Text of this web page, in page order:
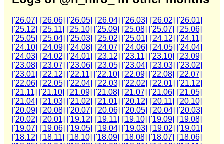
['26.07] ['26.06] ['26.05] ['26.04] ['26.03] ['26.02] ['26.01]
['25.12] ['25.11] ['25.10] ['25.09] ['25.08] ['25.07] ['25.06]
['25.05] ['25.04] ['25.03] ['25.02] ['25.01] ['24.12] ['24.11]
['24.10] ['24.09] ['24.08] ['24.07] ['24.06] ['24.05] ['24.04]
['24.03] ['24.02] ['24.01] ['23.12] ['23.11] ['23.10] ['23.09]
['23.08] ['23.07] ['23.06] ['23.05] ['23.04] ['23.03] ['23.02]
['23.01] ['22.12] ['22.11] ['22.10] ['22.09] ['22.08] ['22.07]
['22.06] ['22.05] ['22.04] ['22.03] ['22.02] ['22.01] ['21.12]
['21.11] ['21.10] ['21.09] ['21.08] ['21.07] ['21.06] ['21.05]
['21.04] ['21.03] ['21.02] ['21.01] ['20.12] ['20.11] ['20.10]
['20.09] ['20.08] ['20.07] ['20.06] ['20.05] ['20.04] ['20.03]
['20.02] ['20.01] ['19.12] ['19.11] ['19.10] ['19.09] ['19.08]
['19.07] ['19.06] ['19.05] ['19.04] ['19.03] ['19.02] ['19.01]
['18.12] ['18.11] ['18.10] ['18.09] ['18.08] ['18.07] ['18.06]